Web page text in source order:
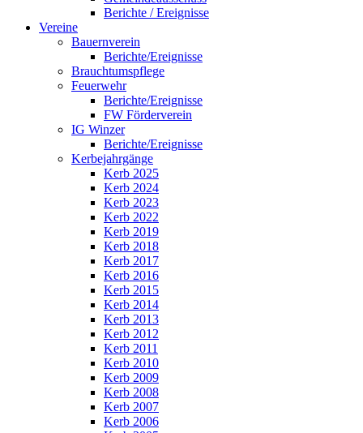
Berichte / Ereignisse
Vereine
Bauernverein
Berichte/Ereignisse
Brauchtumspflege
Feuerwehr
Berichte/Ereignisse
FW Förderverein
IG Winzer
Berichte/Ereignisse
Kerbejahrgänge
Kerb 2025
Kerb 2024
Kerb 2023
Kerb 2022
Kerb 2019
Kerb 2018
Kerb 2017
Kerb 2016
Kerb 2015
Kerb 2014
Kerb 2013
Kerb 2012
Kerb 2011
Kerb 2010
Kerb 2009
Kerb 2008
Kerb 2007
Kerb 2006